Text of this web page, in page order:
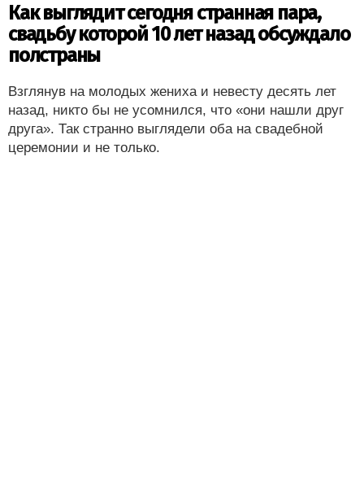
Как выглядит сегодня странная пара,
свадьбу которой 10 лет назад обсуждало
полстраны
Взглянув на молодых жениха и невесту десять лет
назад, никто бы не усомнился, что «они нашли друг
друга». Так странно выглядели оба на свадебной
церемонии и не только.